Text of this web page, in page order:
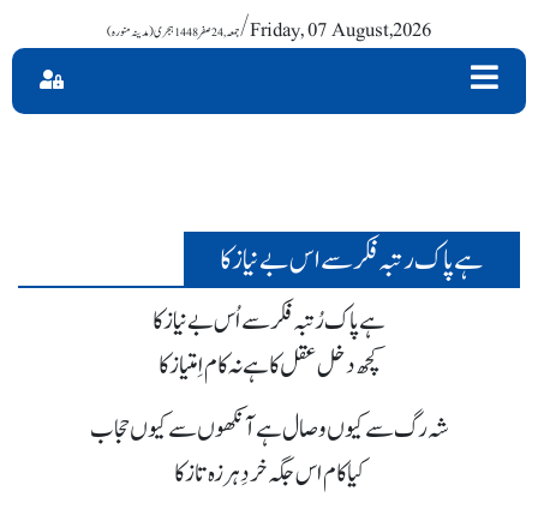
جمعہ , 24 صفر 1448 ہجری (مدینہ منورہ)/ Friday, 07 August,2026
ہے پاک رتبہ فکر سے اس بے نیاز کا
ہے پاک رُتبہ فکر سے اُس بے نیاز کا
کچھ دخل عقل کا ہے نہ کام اِمتیاز کا
شہ رگ سے کیوں وصال ہے آنکھوں سے کیوں حجاب
کیا کام اس جگہ خردِ ہرزہ تاز کا